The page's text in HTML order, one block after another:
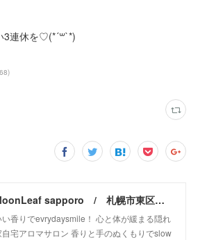
連休を♡(*´꒳`*)
)
MoonLeaf sapporo / 札幌市東区の100種類以上の香りが楽しめるアロマスクール＆トリートメントサロン
い香りでevrydaysmile！ 心と体が緩まる隠れ
自宅アロマサロン 香りと手のぬくもりでslow